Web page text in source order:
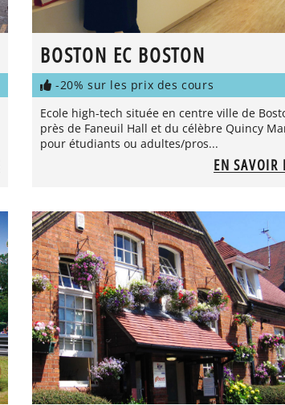
BOSTON EC BOSTON
-20% sur les prix des cours
Ecole high-tech située en centre ville de
près de Faneuil Hall et du célèbre Quincy
pour étudiants ou adultes/pros...
EN SAVOIR